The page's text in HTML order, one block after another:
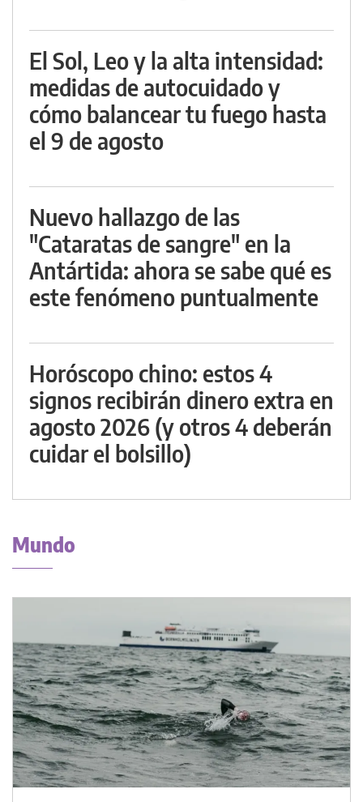
El Sol, Leo y la alta intensidad:
medidas de autocuidado y
cómo balancear tu fuego hasta
el 9 de agosto
Nuevo hallazgo de las
"Cataratas de sangre" en la
Antártida: ahora se sabe qué es
este fenómeno puntualmente
Horóscopo chino: estos 4
signos recibirán dinero extra en
agosto 2026 (y otros 4 deberán
cuidar el bolsillo)
Mundo